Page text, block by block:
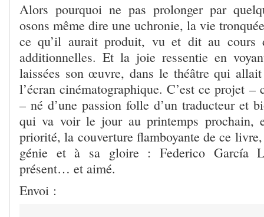
Alors pourquoi ne pas prolonger par
osons même dire une uchronie, la vie
ce qu’il aurait produit, vu et dit au cours
additionnelles. Et la joie ressentie en
laissées son œuvre, dans le théâtre qui
l’écran cinématographique. C’est ce projet –
– né d’une passion folle d’un traducteur et
qui va voir le jour au printemps prochain,
priorité, la couverture flamboyante de ce
génie et à sa gloire : Federico García
présent… et aimé.
Envoi :